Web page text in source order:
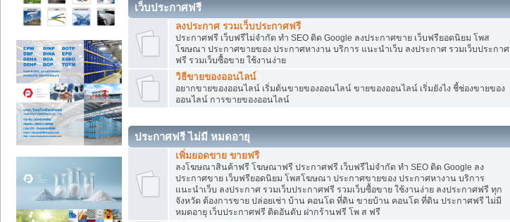
เว็บประกาศฟรี
ลงประกาศ รวมเว็บประกาศฟรี
ประกาศฟรี เว็บฟรีไม่จำกัด ทำ SEO ติด Google ลงประกาศขาย เว็บฟรียอดนิยม โพส
โฆษณา ประกาศขายของ ประกาศหางาน บริการ แนะนำเว็บ ลงประกาศ รวมเว็บประกาศ
ฟรี รวมเว็บซื้อขาย ใช้งานง่าย
วิธีขายของออนไลน์
อยากขายของออนไลน์ เริ่มต้นขายของออนไลน์ ขายของออนไลน์ เริ่มยังไง ชี้ช่องขายของ
ออนไลน์ การขายของออนไลน์
ประกาศฟรี ไม่มี หมดอายุ
เพิ่มยอดขาย ขายฟรี
ลงโฆษณาสินค้าฟรี โฆษณาฟรี ประกาศฟรี เว็บฟรีไม่จำกัด ทำ SEO ติด Google ลง
ประกาศขาย เว็บฟรียอดนิยม โพสโฆษณา ประกาศขายของ ประกาศหางาน บริการ
แนะนำเว็บ ลงประกาศ รวมเว็บประกาศฟรี รวมเว็บซื้อขาย ใช้งานง่าย ลงประกาศฟรี ทุก
จังหวัด ต้องการขาย ปล่อยเช่า บ้าน คอนโด ที่ดิน ขายบ้าน คอนโด ที่ดิน ประกาศฟรี ไม่มี
หมดอายุ เว็บประกาศฟรี ติดอันดับ ฝากร้านฟรี โพ ส ฟรี